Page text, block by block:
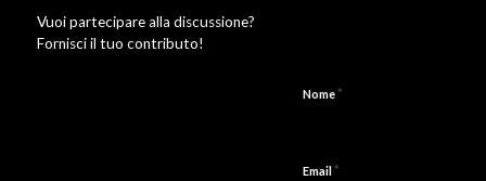
Vuoi partecipare alla discussione?
Fornisci il tuo contributo!
Nome*
Email *